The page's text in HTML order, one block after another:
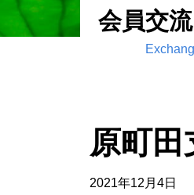
会員交
原町
2021年12月4日